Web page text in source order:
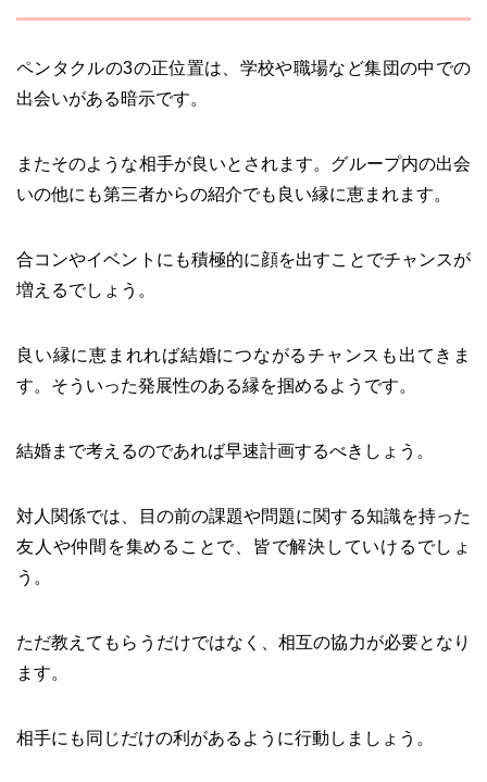
ペンタクルの3の正位置は、学校や職場など集団の中での
出会いがある暗示です。
またそのような相手が良いとされます。グループ内の出会
いの他にも第三者からの紹介でも良い縁に恵まれます。
合コンやイベントにも積極的に顔を出すことでチャンスが
増えるでしょう。
良い縁に恵まれれば結婚につながるチャンスも出てきま
す。そういった発展性のある縁を掴めるようです。
結婚まで考えるのであれば早速計画するべきしょう。
対人関係では、目の前の課題や問題に関する知識を持った
友人や仲間を集めることで、皆で解決していけるでしょ
う。
ただ教えてもらうだけではなく、相互の協力が必要となり
ます。
相手にも同じだけの利があるように行動しましょう。